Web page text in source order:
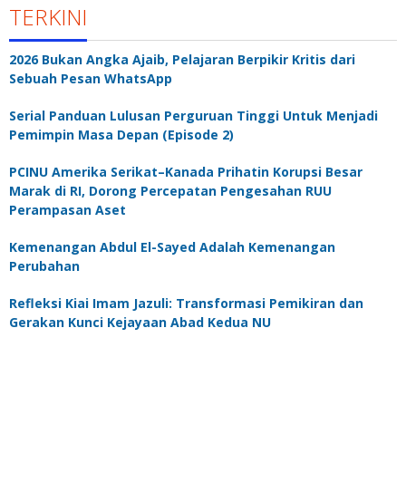
TERKINI
2026 Bukan Angka Ajaib, Pelajaran Berpikir Kritis dari
Sebuah Pesan WhatsApp
Serial Panduan Lulusan Perguruan Tinggi Untuk Menjadi
Pemimpin Masa Depan (Episode 2)
PCINU Amerika Serikat–Kanada Prihatin Korupsi Besar
Marak di RI, Dorong Percepatan Pengesahan RUU
Perampasan Aset
Kemenangan Abdul El-Sayed Adalah Kemenangan
Perubahan
Refleksi Kiai Imam Jazuli: Transformasi Pemikiran dan
Gerakan Kunci Kejayaan Abad Kedua NU